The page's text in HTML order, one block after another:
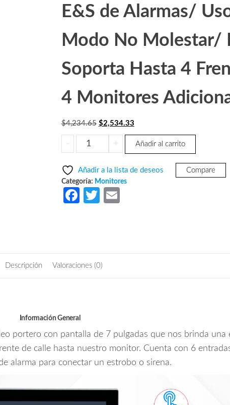
E&S de Alarmas/
Modo No Molestar/
Soporta Hasta 4
4 Monitores
$4,234.65 El
precio
original
$4,234.65.
$2,534.33El
precio
actual
$2,534.33.
-
DAHUA
VTH2621G-
Monitor
IP
Serie
6&1
E&S
de
Alarmas/
+ Añadir al carrito
Añadir a la lista de deseos Compare
Categoría: Monitores
Fa
o
T
Descripción Valoraciones (0)
Información General
portero con pantalla de 7 pulgadas que nos brinda una
de calle hasta nuestro monitor. Cuenta con 6
alarma para conectar un estrobo o sirena.